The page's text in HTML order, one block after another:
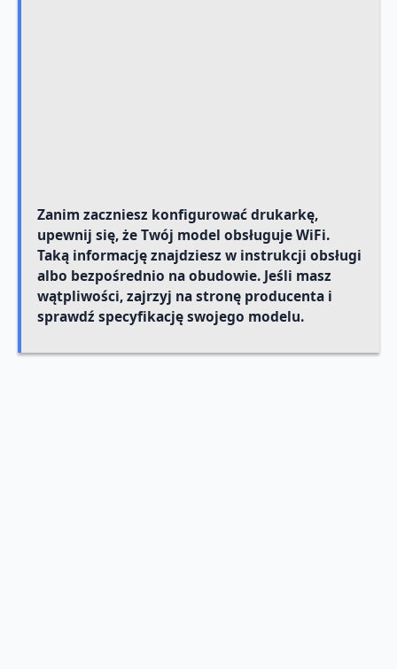
Zanim zaczniesz konfigurować drukarkę,
upewnij się, że Twój model obsługuje WiFi.
Taką informację znajdziesz w instrukcji obsługi
albo bezpośrednio na obudowie. Jeśli masz
wątpliwości, zajrzyj na stronę producenta i
sprawdź specyfikację swojego modelu.